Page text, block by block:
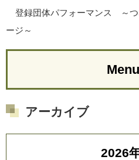
登録団体パフォーマンス ～
ージ～
Menu
アーカイブ
2026